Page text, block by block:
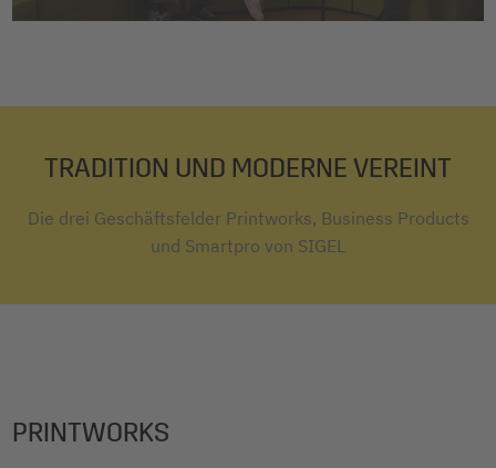
TRADITION UND MODERNE VEREINT
Die drei Geschäftsfelder Printworks, Business Products
und Smartpro von SIGEL
PRINTWORKS